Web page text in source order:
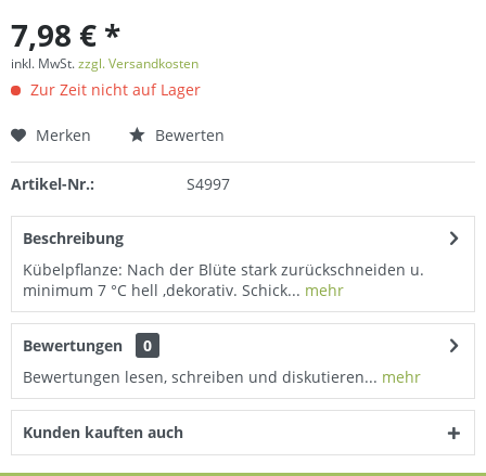
7,98 € *
inkl. MwSt.zzgl. Versandkosten
Zur Zeit nicht auf Lager
Merken Bewerten
Artikel-Nr.: S4997
Beschreibung
Kübelpflanze: Nach der Blüte stark zurückschneiden u.
minimum 7 °C hell ,dekorativ. Schick... mehr
Bewertungen
0
Bewertungen lesen, schreiben und diskutieren... mehr
Kunden kauften auch